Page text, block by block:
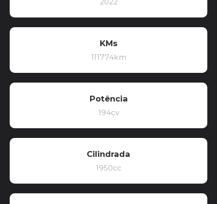
KMs
111774km
Potência
194cv
Cilindrada
1950cc